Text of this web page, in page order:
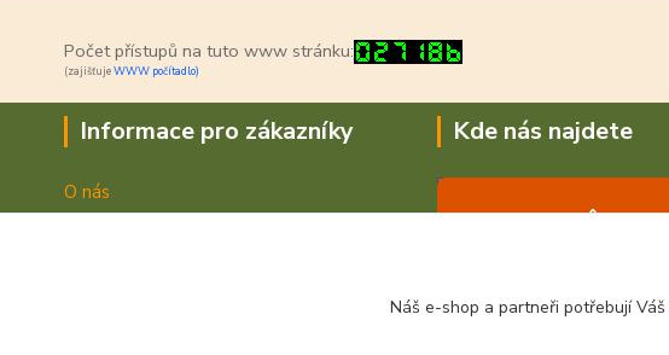
Počet přístupů na tuto www stránku:
(zajišťujeWWW počítadlo)
Informace pro zákazníky
O nás
Jak nakupovat
Kde nás najdete
Náš e-shop a partneři potřebují Váš